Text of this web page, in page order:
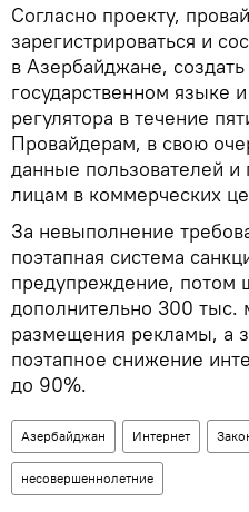
Согласно проекту,
зарегистрироваться и
в Азербайджане, создать
государственном языке
регулятора в течение
Провайдерам, в свою
данные пользователей и
лицам в коммерческих
За невыполнение
поэтапная система
предупреждение, потом
дополнительно 300 тыс.
размещения рекламы, а
поэтапное снижение
до 90%.
Азербайджан Интернет
несовершеннолетние